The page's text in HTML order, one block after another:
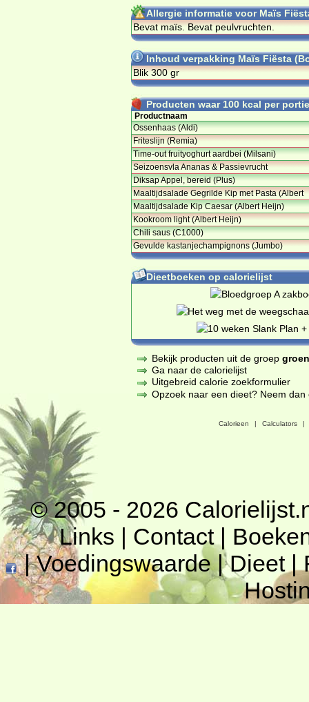
Allergie informatie voor Maïs
Be­vat ma­ïs. Be­vat peul­vruch­ten.
Inhoud verpakking Maïs Fiësta
Blik 300 gr
Producten waar 100 kcal per
Productnaam
Ossenhaas (Aldi)
Friteslijn (Remia)
Time-out fruityoghurt aardbei (Milsani)
Seizoensvla Ananas & Passievrucht
Diksap Appel, bereid (Plus)
Maaltijdsalade Gegrilde Kip met Pasta (Albert
Maaltijdsalade Kip Caesar (Albert Heijn)
Kookroom light (Albert Heijn)
Chili saus (C1000)
Gevulde kastanjechampignons (Jumbo)
Dieetboeken op calorielijst
Bekijk producten uit de groep
Ga naar de calorielijst
Uitgebreid calorie zoekformulier
Opzoek naar een dieet? Neem
Calorieen | Calculators |
© 2005 - 2026
Links | Contact|
|Voedingswaarde|Dieet|